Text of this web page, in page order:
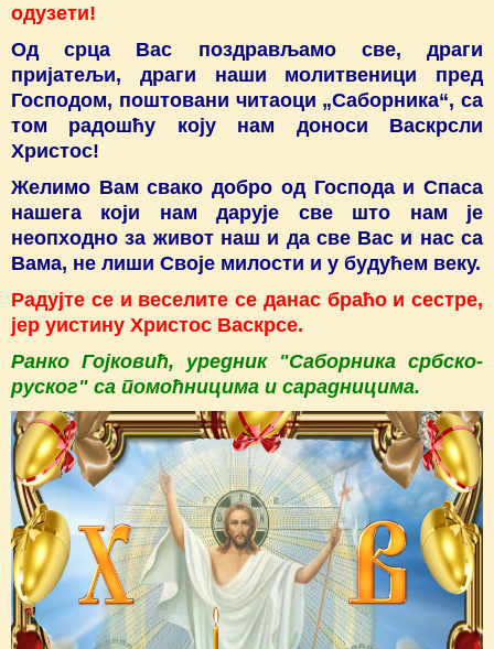
одузети!
Од срца Вас поздрављамо све, драги
пријатељи, драги наши молитвеници пред
Господом, поштовани читаоци „Саборника“, са
том радошћу коју нам доноси Васкрсли
Христос!
Желимо Вам свако добро од Господа и Спаса
нашега који нам дарује све што нам је
неопходно за живот наш и да све Вас и нас са
Вама, не лиши Своје милости и у будућем веку.
Радујте се и веселите се данас браћо и сестре,
јер уистину Христос Васкрсе.
Ранко Гојковић, уредник "Саборника србско-
руског" са помоћницима и сарадницима.